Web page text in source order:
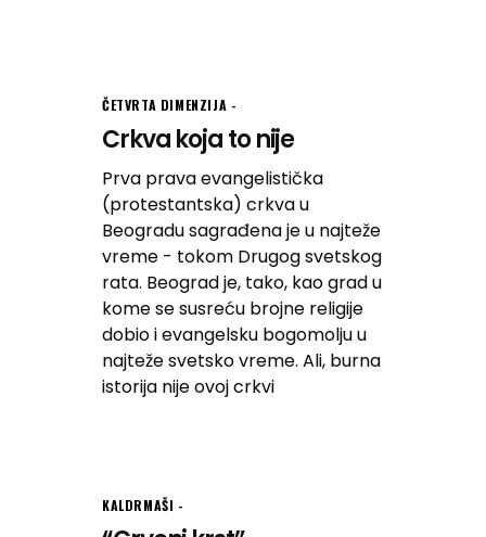
ČETVRTA DIMENZIJA
Crkva koja to nije
Prva prava evangelistička
(protestantska) crkva u
Beogradu sagrađena je u najteže
vreme - tokom Drugog svetskog
rata. Beograd je, tako, kao grad u
kome se susreću brojne religije
dobio i evangelsku bogomolju u
najteže svetsko vreme. Ali, burna
istorija nije ovoj crkvi
KALDRMAŠI